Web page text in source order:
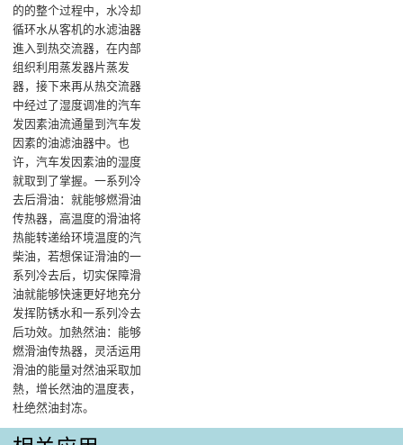
的的整个过程中，水冷却
循环水从客机的水滤油器
進入到热交流器，在内部
组织利用蒸发器片蒸发
器，接下来再从热交流器
中经过了湿度调准的汽车
发因素油流通量到汽车发
因素的油滤油器中。也
许，汽车发因素油的湿度
就取到了掌握。‌一系列冷
去后滑油：就能够燃滑油
传热器，高温度的滑油将
热能转递给环境温度的汽
柴油，若想保证滑油的一
系列冷去后，切实保障滑
油就能够快速更好地充分
发挥防锈水和一系列冷去
后功效‌。加熱然油：能够
燃滑油传热器，灵活运用
滑油的能量对然油采取加
熱，增长然油的温度表，
杜绝然油封冻。